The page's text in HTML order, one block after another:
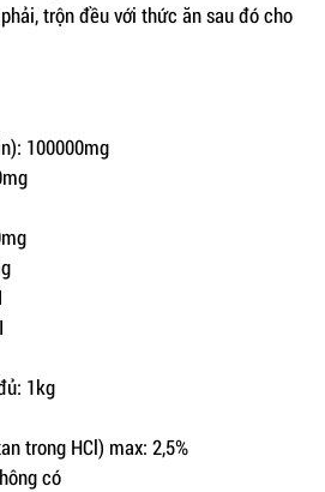
trộn đều với thức ăn sau đó cho
100000mg
1kg
trong HCl) max: 2,5%
có